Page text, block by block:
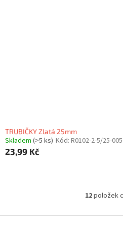
TRUBIČKY Zlatá 25mm
Skladem (>5 ks) Kód: R0102-2-5/25-
23,99 Kč
O
l
12položek